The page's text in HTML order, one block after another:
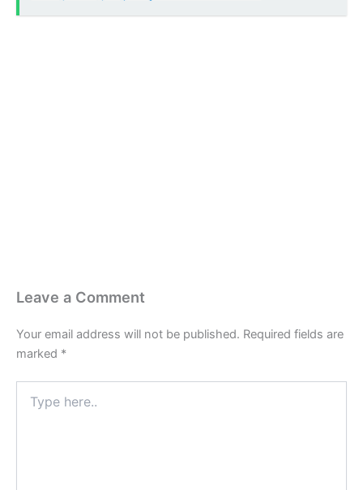
Leave a Comment
Your email address will not be published. Required fields are
marked *
here..